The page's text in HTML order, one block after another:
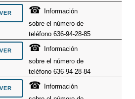
☎
Información
sobre el número de
teléfono 636-94-28-85
☎
Información
sobre el número de
teléfono 636-94-28-84
☎
Información